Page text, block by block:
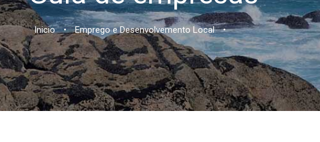
Inicio • Emprego e Desenvolvemento Local •